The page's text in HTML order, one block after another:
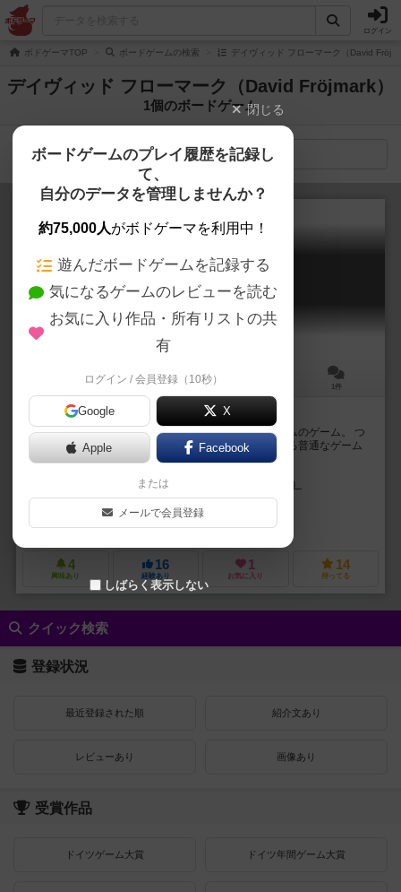
ログイン
ボドゲーマTOP ボードゲームの検索 デイヴィッド フローマーク（David
デイヴィッド フローマーク（David Fröjmark）
1個のボードゲーム
検索メニュー
カタリスト
Catalyst
20～40分 1件
サイバーパンクx拡大再生産！っぽいゲーム笑
サイバーパンクのイラストと拡大再生産っぽいシステムのゲーム。 つ
まらなくはないが、面白いかといわれると・・・となる普通なゲーム
笑 見た目か新作なら何でも派の人向け。
マルティーノ・シアチエラ（Martino Chiacchiera）
DVゲームズ（DV Games）
4
興味あり
16
経験あり
1
お気に入り
14
持ってる
クイック検索
登録状況
最近登録された順 紹介文あり
レビューあり 画像あり
受賞作品
ドイツゲーム大賞 ドイツ年間ゲーム大賞
閉じる
ボードゲームのプレイ履歴を記録し
て、
自分のデータを管理しませんか？
約75,000人がボドゲーマを利用中！
遊んだボードゲームを記録する
気になるゲームのレビューを読む
お気に入り作品・所有リストの共
有
ログイン / 会員登録（10秒）
Google X
Apple Facebook
または
メールで会員登録
しばらく表示しない